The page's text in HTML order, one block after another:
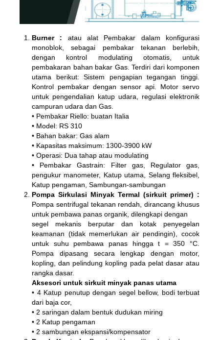
Burner : atau alat Pembakar dalam konfigurasi
monoblok, sebagai pembakar tekanan berlebih,
dengan kontrol modulating otomatis, untuk
pembakaran bahan bakar Gas. Terdiri dari komponen
utama berikut: Sistem pengapian tegangan tinggi.
Kontrol pembakar dengan sensor api. Motor servo
untuk pengendalian katup udara, regulasi elektronik
campuran udara dan Gas.
• Pembakar Riello: buatan Italia
• Model: RS 310
• Bahan bakar: Gas alam
• Kapasitas maksimum: 1300-3900 kW
• Operasi: Dua tahap atau modulating
• Pembakar Gastrain: Filter gas, Regulator gas,
pengukur manometer, Katup utama, Selang fleksibel,
Katup pengaman, Sambungan-sambungan
Pompa Sirkulasi Minyak Termal (sirkuit primer) :
Pompa sentrifugal tekanan rendah, dirancang khusus
untuk pembawa panas organik, dilengkapi dengan
segel mekanis berputar dan kotak penyegelan
keamanan (tidak memerlukan air pendingin), cocok
untuk suhu pembawa panas hingga t = 350 °C.
Pompa dipasang secara lengkap dengan motor,
kopling, dan pelindung kopling pada pelat dasar atau
rangka dasar.
Aksesori untuk sirkuit minyak panas utama
• 4 Katup penutup dengan segel bellow, bodi terbuat
dari baja cor,
• 2 saringan dalam bentuk dudukan miring
• 2 Katup pengaman
• 2 sambungan ekspansi/kompensator